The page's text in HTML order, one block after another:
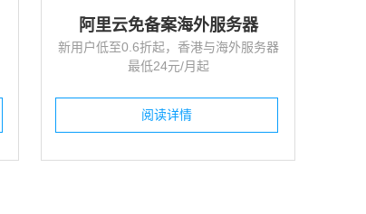
阿里云免备案海外服务器
新用户低至0.6折起，香港与海外服务器
最低24元/月起
阅读详情